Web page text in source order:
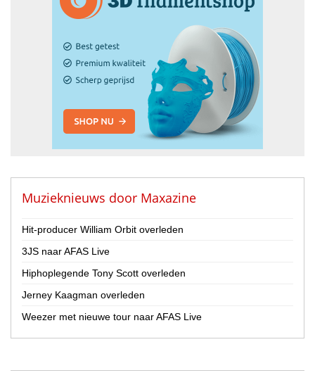
Muzieknieuws door Maxazine
Hit-producer William Orbit overleden
3JS naar AFAS Live
Hiphoplegende Tony Scott overleden
Jerney Kaagman overleden
Weezer met nieuwe tour naar AFAS Live